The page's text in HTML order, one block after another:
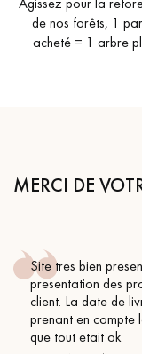
de nos forêts, 1
acheté = 1 arbre
MERCI DE
Site tres bien
presentation des
client. La date de
prenant en compte
que tout etait ok